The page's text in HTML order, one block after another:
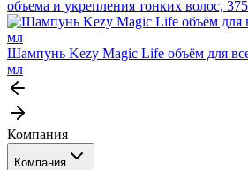
объема и укрепления тонких волос,
Шампунь Kezy Magic Life объём для
мл
Компания
Компания